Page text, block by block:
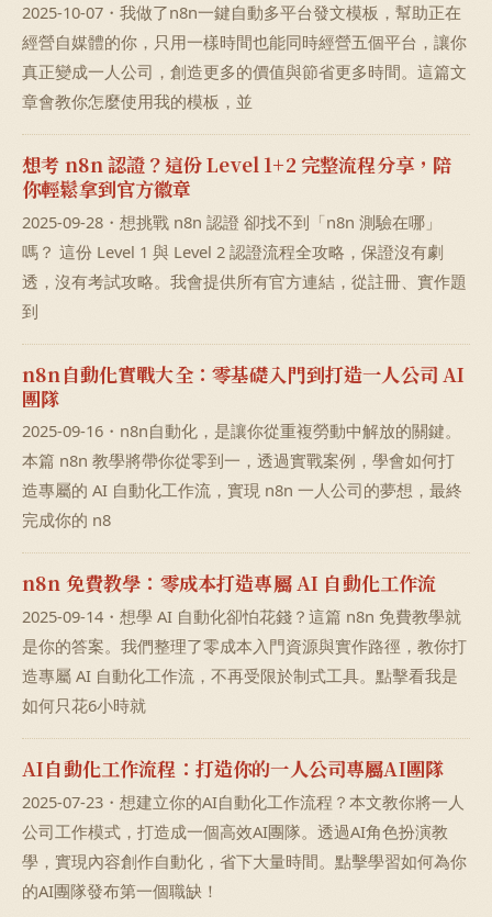
2025-10-07・我做了n8n一鍵自動多平台發文模板，幫助正在
經營自媒體的你，只用一樣時間也能同時經營五個平台，讓你
真正變成一人公司，創造更多的價值與節省更多時間。這篇文
章會教你怎麼使用我的模板，並
想考 n8n 認證？這份 Level 1+2 完整流程分享，陪
你輕鬆拿到官方徽章
2025-09-28・想挑戰 n8n 認證 卻找不到「n8n 測驗在哪」
嗎？ 這份 Level 1 與 Level 2 認證流程全攻略，保證沒有劇
透，沒有考試攻略。我會提供所有官方連結，從註冊、實作題
到
n8n自動化實戰大全：零基礎入門到打造一人公司 AI
團隊
2025-09-16・n8n自動化，是讓你從重複勞動中解放的關鍵。
本篇 n8n 教學將帶你從零到一，透過實戰案例，學會如何打
造專屬的 AI 自動化工作流，實現 n8n 一人公司的夢想，最終
完成你的 n8
n8n 免費教學：零成本打造專屬 AI 自動化工作流
2025-09-14・想學 AI 自動化卻怕花錢？這篇 n8n 免費教學就
是你的答案。我們整理了零成本入門資源與實作路徑，教你打
造專屬 AI 自動化工作流，不再受限於制式工具。點擊看我是
如何只花6小時就
AI自動化工作流程：打造你的一人公司專屬AI團隊
2025-07-23・想建立你的AI自動化工作流程？本文教你將一人
公司工作模式，打造成一個高效AI團隊。透過AI角色扮演教
學，實現內容創作自動化，省下大量時間。點擊學習如何為你
的AI團隊發布第一個職缺！